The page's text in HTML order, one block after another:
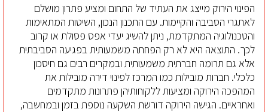
הפינוי הירוק מייצג את העתיד של התחום ומציע פתרון מושלם
לאתגרי הסביבה והקיימות. עם התכנון הנכון, השיטות המתאימות
והטכנולוגיה המתקדמת, ניתן להשיג יעדי אפס פסולת או קרוב
לכך. התוצאה היא לא רק הפחתה משמעותית בפגיעה הסביבתית
אלא גם תרומה חברתית משמעותית ובמקרים רבים גם חיסכון
כלכלי. חברות מובילות כמו המרכז לפינוי דירה מובילות את
המהפכה הירוקה ומציעות ללקוחותיהן פתרונות מתקדמים
ואחראיים. הגישה הירוקה דורשת השקעה נוספת בזמן ובמחשבה,